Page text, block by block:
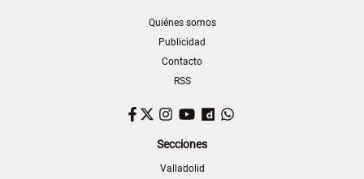
Quiénes somos
Publicidad
Contacto
RSS
Facebook
TwitterInstagram
YouTubeDailymotion
Secciones
Valladolid